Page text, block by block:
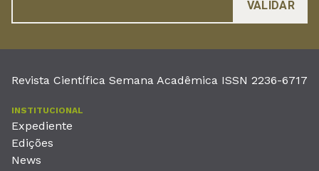
Revista Científica Semana Acadêmica ISSN 2236-6717
INSTITUCIONAL
Expediente
Edições
News